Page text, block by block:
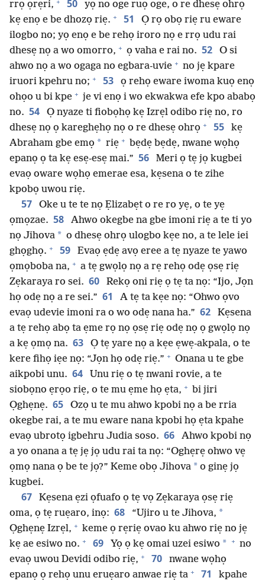
rrọ ọrẹri, 50
yọ no oge ruọ oge, o re dhesẹ ohrọ
kẹ enọ e be dhozọ riẹ. + 51
Ọ rọ obọ riẹ ru eware
ilogbo no; yọ enọ e be rehọ iroro nọ e rrọ udu rai
dhesẹ nọ a wo omorro, + ọ vaha e rai no. 52
O si
ahwo nọ a wo ogaga no egbara-uvie + no jẹ kpare
iruori kpehru no; + 53
ọ rehọ eware iwoma kuọ enọ
ohọo u bi kpe + je vi enọ i wo ekwakwa efe kpo ababọ
no. 54
Ọ nyaze ti fiobọhọ kẹ Izrẹl odibo riẹ no, ro
dhesẹ nọ ọ kareghẹhọ nọ o re dhesẹ ohrọ + 55
kẹ
Abraham gbe emọ * riẹ + bẹdẹ bẹdẹ, nwane wọhọ
epanọ ọ ta kẹ esẹ-esẹ mai.” 56
Meri ọ tẹ jọ kugbei
evaọ oware wọhọ emerae esa, kẹsena o te zihe
kpobọ uwou riẹ.
57
Oke u te te nọ Ẹlizabẹt o re ro yẹ, o te yẹ
ọmọzae. 58
Ahwo okegbe na gbe imoni riẹ a te ti yo
nọ Jihova * o dhesẹ ohrọ ulogbo kẹe no, a te lele iei
ghọghọ. + 59
Evaọ ẹdẹ avọ eree a tẹ nyaze te yawo
ọmọboba na, + a tẹ gwọlọ nọ a rẹ rehọ odẹ ọsẹ riẹ
Zẹkaraya ro sei. 60
Rekọ oni riẹ ọ tẹ ta nọ: “Ijo, Jọn
họ odẹ nọ a re sei.” 61
A tẹ ta kẹe nọ: “Ohwo ọvo
evaọ udevie imoni ra o wo odẹ nana ha.” 62
Kẹsena
a tẹ rehọ abọ ta ẹme rọ nọ ọsẹ riẹ odẹ nọ ọ gwọlọ nọ
a kẹ ọmọ na. 63
Ọ tẹ yare nọ a kẹe ẹwẹ-akpala, o te
kere fihọ iẹe nọ: “Jọn họ odẹ riẹ.” + Onana u te gbe
aikpobi unu. 64
Unu riẹ o tẹ nwani rovie, a te
siobọno ẹrọo riẹ, o te mu ẹme họ ẹta, + bi jiri
Ọghẹnẹ. 65
Ozọ u te mu ahwo kpobi nọ a be rria
okegbe rai, a te mu eware nana kpobi họ ẹta kpahe
evaọ ubrotọ igbehru Judia soso. 66
Ahwo kpobi nọ
a yo onana a tẹ jẹ jọ udu rai ta nọ: “Oghẹrẹ ohwo vẹ
ọmọ nana ọ be te jọ?” Keme obọ Jihova * o ginẹ jọ
kugbei.
67
Kẹsena ẹzi ọfuafo ọ tẹ vọ Zẹkaraya ọsẹ riẹ
oma, ọ tẹ ruẹaro, inọ: 68 “Ujiro u te Jihova, *
Ọghẹnẹ Izrẹl, + keme ọ rẹriẹ ovao ku ahwo riẹ no jẹ
kẹ ae esiwo no. + 69 Yọ ọ kẹ omai uzei esiwo * + no
evaọ uwou Devidi odibo riẹ, + 70
nwane wọhọ
epanọ ọ rehọ unu eruẹaro anwae riẹ ta + 71
kpahe